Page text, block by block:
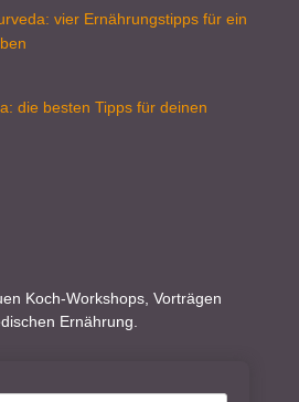
vier Ernährungstipps für ein
die besten Tipps für deinen
Koch-Workshops, Vorträgen
Ernährung.